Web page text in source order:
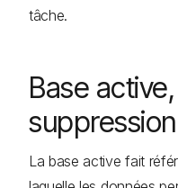
tâche.
Base
suppression
La base active fait